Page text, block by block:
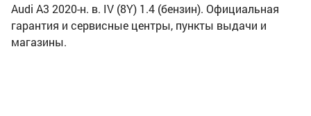
Audi A3 2020-н. в. IV (8Y) 1.4 (бензин). Официальная
гарантия и сервисные центры, пункты выдачи и
магазины.